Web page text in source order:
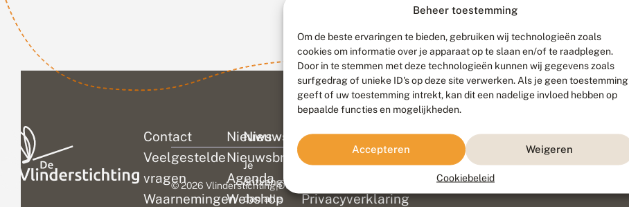
Beheer toestemming
Om de beste ervaringen te bieden, gebruiken wij technologieën zoals
cookies om informatie over je apparaat op te slaan en/of te raadplegen.
Door in te stemmen met deze technologieën kunnen wij gegevens zoals
surfgedrag of unieke ID's op deze site verwerken. Als je geen toestemming
geeft of uw toestemming intrekt, kan dit een nadelige invloed hebben op
bepaalde functies en mogelijkheden.
Accepteren Weigeren
Cookiebeleid
Contact
Veelgestelde
vragen
Waarnemingen
Nieuws
Nieuwsbrief
Agenda
Webshop
Colofon
Disclaimer
Privacyverklaring
Nieuwsbrief
Je
ontvangt
dan alle
© 2026 Vlinderstichting|Duurzaam ontwikkeld door Go2People, ontworpen door